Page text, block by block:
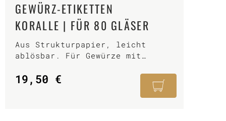
GEWÜRZ-ETIKETTEN
KORALLE | FÜR 80 GLÄSER
Aus Strukturpapier, leicht
ablösbar. Für Gewürze mit
19,50 €